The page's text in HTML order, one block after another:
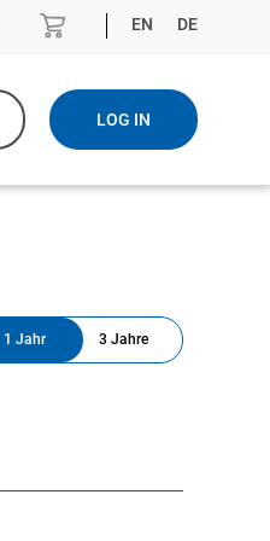
EN DE
LOG IN
1 Jahr 3 Jahre